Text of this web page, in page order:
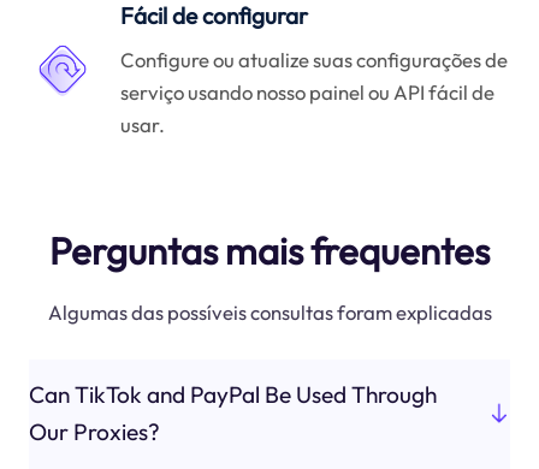
Fácil de configurar
Configure ou atualize suas configurações de
serviço usando nosso painel ou API fácil de
usar.
Perguntas mais frequentes
Algumas das possíveis consultas foram explicadas
Can TikTok and PayPal Be Used Through
Our Proxies?